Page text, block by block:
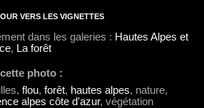
VERS LES VIGNETTES
dans les galeries : Hautes Alpes et
, La forêt
photo :
flou, forêt, hautes alpes, nature,
alpes côte d'azur, végétation